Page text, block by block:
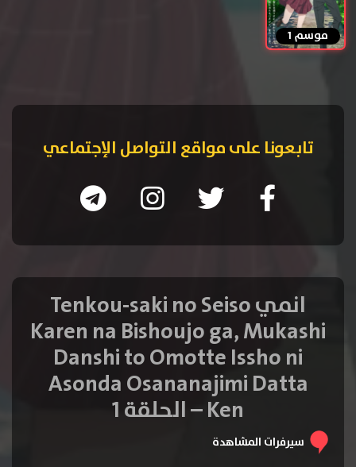
موسم 1
تابعونا على مواقع التواصل الإجتماعي
انمي Tenkou-saki no Seiso
Karen na Bishoujo ga, Mukashi
Danshi to Omotte Issho ni
Asonda Osananajimi Datta
Ken – الحلقة 1
سيرفرات المشاهدة